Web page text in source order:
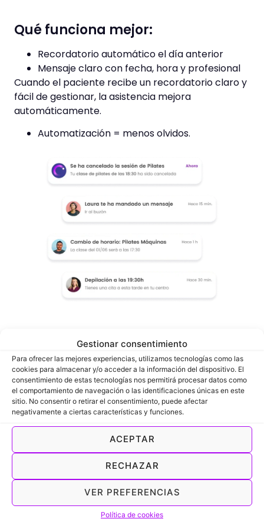
Gestionar consentimiento
Para ofrecer las mejores experiencias, utilizamos tecnologías como las
cookies para almacenar y/o acceder a la información del dispositivo. El
consentimiento de estas tecnologías nos permitirá procesar datos como
el comportamiento de navegación o las identificaciones únicas en este
sitio. No consentir o retirar el consentimiento, puede afectar
negativamente a ciertas características y funciones.
ACEPTAR
RECHAZAR
VER PREFERENCIAS
Política de cookies
Qué funciona mejor:
Recordatorio automático el día anterior
Mensaje claro con fecha, hora y profesional
Cuando el paciente recibe un recordatorio claro y
fácil de gestionar, la asistencia mejora
automáticamente.
Automatización = menos olvidos.
Bonos y pagos anticipados:
compromiso real
El compromiso aumenta cuando hay implicación
económica.
Implementar:
Bonos de sesiones
Pagos anticipados
Política de cancelación clara
Hace que el paciente valore más su cita. Las
clínicas que trabajan con bonos tienen menos
ausencias porque el paciente ya ha invertido.